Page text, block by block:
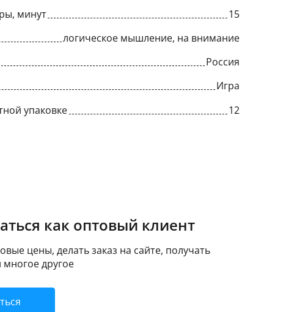
минут
15
логическое мышление, на внимание
Россия
Игра
упаковке
12
как оптовый клиент
цены, делать заказ на сайте, получать
другое